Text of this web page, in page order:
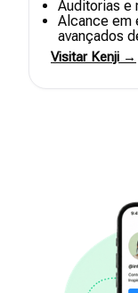
Auditorias e
Alcance em
avançados
Visitar Kenji →